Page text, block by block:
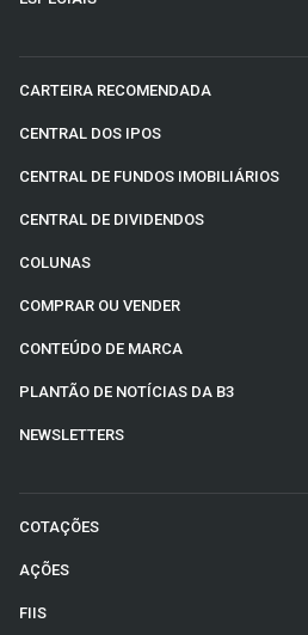
CARTEIRA RECOMENDADA
CENTRAL DOS IPOS
CENTRAL DE FUNDOS IMOBILIÁRIOS
CENTRAL DE DIVIDENDOS
COLUNAS
COMPRAR OU VENDER
CONTEÚDO DE MARCA
PLANTÃO DE NOTÍCIAS DA B3
NEWSLETTERS
COTAÇÕES
AÇÕES
FIIS